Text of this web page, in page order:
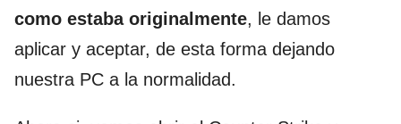
como estaba originalmente, le damos
aplicar y aceptar, de esta forma dejando
nuestra PC a la normalidad.